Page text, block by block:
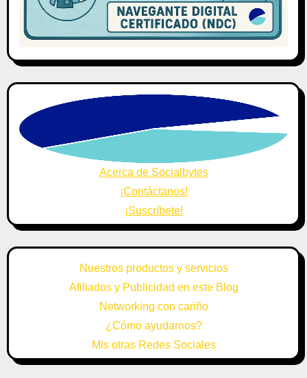
Acerca de Socialbytes
¡Contáctanos!
¡Suscríbete!
Nuestros productos y servicios
Afiliados y Publicidad en este Blog
Networking con cariño
¿Cómo ayudarnos?
Mis otras Redes Sociales